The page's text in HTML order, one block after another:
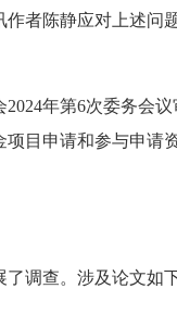
陈静应对上述问
年第6次委务会
目申请和参与申请
调查。涉及论文如下